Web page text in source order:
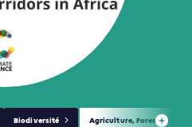
Biodiversité Agriculture, Foresterie et